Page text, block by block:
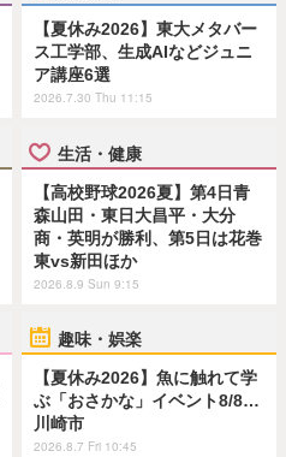
【夏休み2026】東大メタバー
ス工学部、生成AIなどジュニ
ア講座6選
2026.7.30 Thu 11:15
生活・健康
【高校野球2026夏】第4日青
森山田・東日大昌平・大分
商・英明が勝利、第5日は花巻
東vs新田ほか
2026.8.9 Sun 9:15
趣味・娯楽
【夏休み2026】魚に触れて学
ぶ「おさかな」イベント8/8…
川崎市
2026.8.7 Fri 10:45